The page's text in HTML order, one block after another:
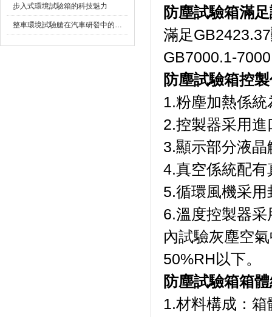
步入式環境試驗箱的科技魅力
整車環境試驗艙在汽車研發中的作用
防塵試驗箱滿
滿足
GB7000.1-
防塵試驗箱控
1.粉塵加熱係
2.控製器采用
3.顯示部分液晶
4.真空係統配有真空
5.循環風機采用
6.溫度控製器采
內試驗灰塵空氣
50%RH以下。
防塵試驗箱箱
1.材料構成：